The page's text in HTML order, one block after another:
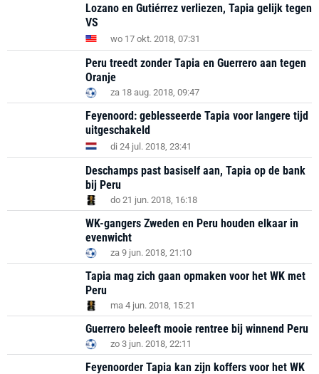
Lozano en Gutiérrez verliezen, Tapia gelijk tegen
VS
wo 17 okt. 2018, 07:31
Peru treedt zonder Tapia en Guerrero aan tegen
Oranje
za 18 aug. 2018, 09:47
Feyenoord: geblesseerde Tapia voor langere tijd
uitgeschakeld
di 24 jul. 2018, 23:41
Deschamps past basiself aan, Tapia op de bank
bij Peru
do 21 jun. 2018, 16:18
WK-gangers Zweden en Peru houden elkaar in
evenwicht
za 9 jun. 2018, 21:10
Tapia mag zich gaan opmaken voor het WK met
Peru
ma 4 jun. 2018, 15:21
Guerrero beleeft mooie rentree bij winnend Peru
zo 3 jun. 2018, 22:11
Feyenoorder Tapia kan zijn koffers voor het WK